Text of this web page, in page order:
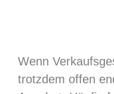
Wenn
trotzdem offen